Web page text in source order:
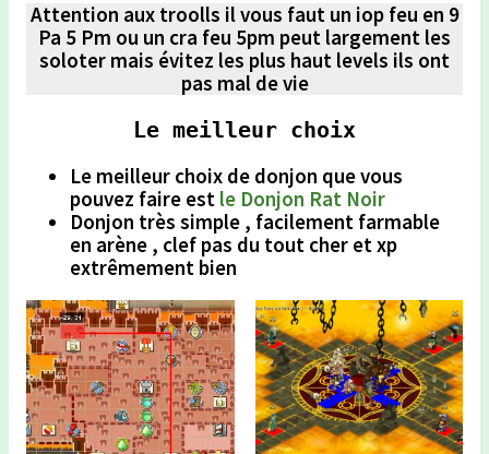
Attention aux troolls il vous faut un iop feu en 9
Pa 5 Pm ou un cra feu 5pm peut largement les
soloter mais évitez les plus haut levels ils ont
pas mal de vie
Le meilleur choix
Le meilleur choix de donjon que vous
pouvez faire est le Donjon Rat Noir
Donjon très simple , facilement farmable
en arène , clef pas du tout cher et xp
extrêmement bien